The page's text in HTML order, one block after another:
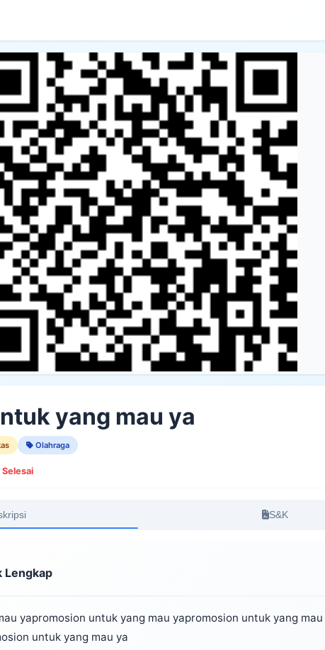
yang mau ya
Olahraga
Selesai
S&K
Lengkap
yapromosion untuk yang mau yapromosion untuk yang
untuk yang mau ya